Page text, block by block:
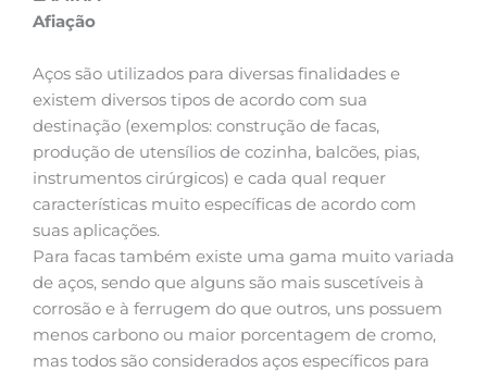
Afiação
Aços são utilizados para diversas finalidades e
existem diversos tipos de acordo com sua
destinação (exemplos: construção de facas,
produção de utensílios de cozinha, balcões, pias,
instrumentos cirúrgicos) e cada qual requer
características muito específicas de acordo com
suas aplicações.
Para facas também existe uma gama muito variada
de aços, sendo que alguns são mais suscetíveis à
corrosão e à ferrugem do que outros, uns possuem
menos carbono ou maior porcentagem de cromo,
mas todos são considerados aços específicos para